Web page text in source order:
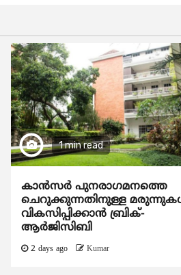
1 min read
കാന്‍സര്‍ പുനരാഗമനത്തെ
ചെറുക്കുന്നതിനുള്ള
വികസിപ്പിക്കാന്‍ ബ്രിക്-
ആര്‍ജിസിബി
2 days ago Kumar